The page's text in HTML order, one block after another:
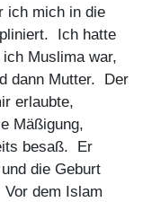
ich mich in die
Ich hatte
Muslima war,
dann Mutter. Der
erlaubte,
Mäßigung,
besaß. Er
die Geburt
dem Islam